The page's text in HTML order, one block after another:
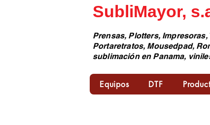
SubliMayor,
Prensas, Plotters, Impresoras,
Portaretratos, Mousedpad,
sublimación en Panama,
Equipos DTF